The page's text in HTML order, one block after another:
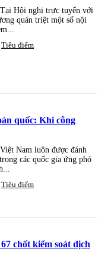
Hội nghị trực tuyến với
quán triệt một số nội
Tiêu điểm
quốc: Khi công
Nam luôn được đánh
các quốc gia ứng phó
Tiêu điểm
chốt kiểm soát dịch